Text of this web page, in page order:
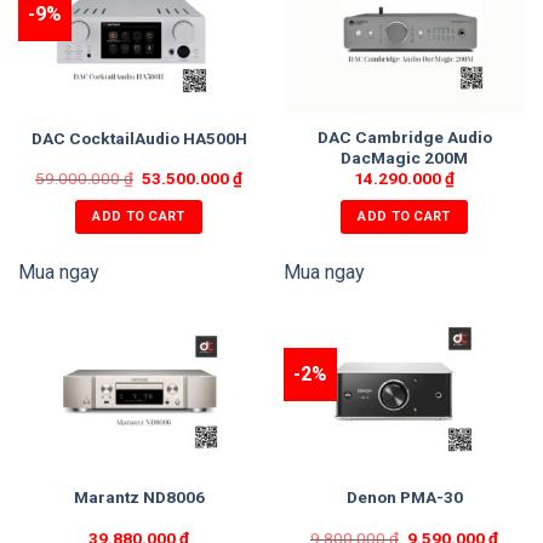
Cổng vào USB 2.0 mặt trước kết nối USB và ổ cứng rời gắn
ngoài.
Cổng LAN Giga Fast Ethernet (10/100/1000Mbps) kết nối
-9%
DAC CocktailAudio HA500H
59.000.000₫ 53.500.000₫
ADD TO CART
Mua ngay
DAC Cambridge Audio
DacMagic 200M
14.290.000₫
ADD TO CART
Mua ngay
Marantz ND8006
39.880.000₫
-2%
Denon PMA-30
9.800.000₫ 9.590.000₫